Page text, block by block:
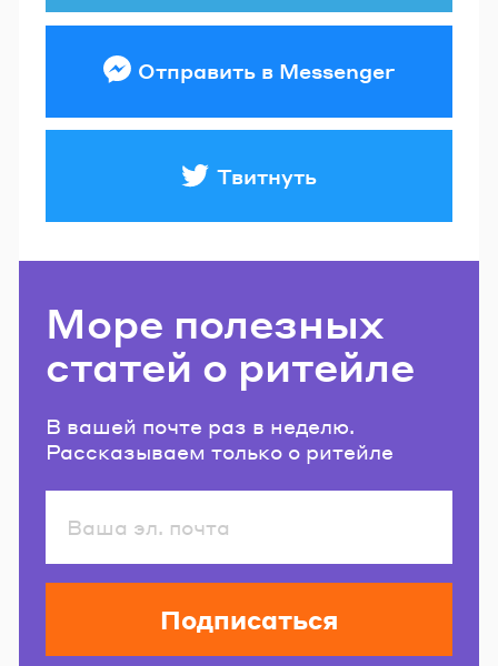
Отправить в Messenger
Твитнуть
Море полезных
статей о ритейле
В вашей почте раз в неделю.
Рассказываем только о ритейле
Подписаться